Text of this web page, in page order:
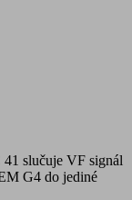
slučuje VF signál
G4 do jediné